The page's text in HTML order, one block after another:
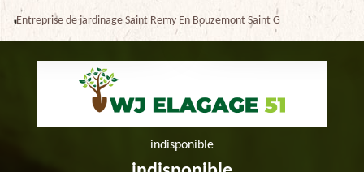
Entreprise de jardinage Saint Remy En Bouzemont Saint G
indisponible